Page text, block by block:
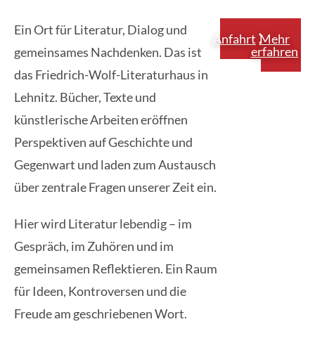
Ein Ort für Literatur, Dialog und
gemeinsames Nachdenken. Das ist
das Friedrich-Wolf-Literaturhaus in
Lehnitz. Bücher, Texte und
künstlerische Arbeiten eröffnen
Perspektiven auf Geschichte und
Gegenwart und laden zum Austausch
über zentrale Fragen unserer Zeit ein.
Hier wird Literatur lebendig – im
Gespräch, im Zuhören und im
gemeinsamen Reflektieren. Ein Raum
für Ideen, Kontroversen und die
Freude am geschriebenen Wort.
Anfahrt Mehr
erfahren